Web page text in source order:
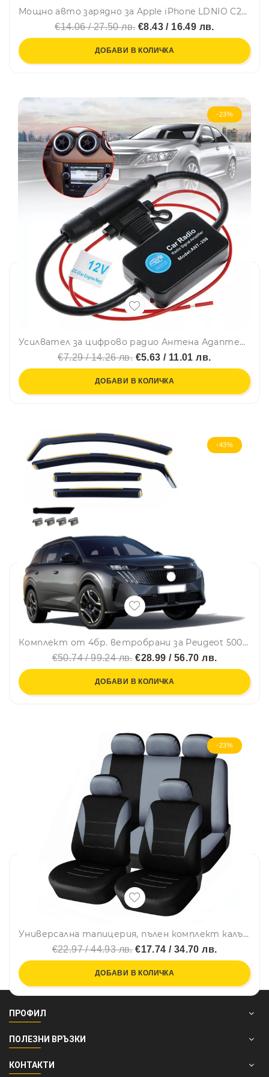
Мощно авто зарядно за Apple iPhone LDNIO C29, 2 USB 3.4A, кабел Apple iPhone
€14.06 / 27.50 лв.€8.43 / 16.49 лв.
ДОБАВИ В КОЛИЧКА
-23%
Усилвател за цифрово радио Антена Адаптер 12V
€7.29 / 14.26 лв.€5.63 / 11.01 лв.
ДОБАВИ В КОЛИЧКА
-43%
Комплект от 4бр. ветробрани за Peugeot 5008 III 2024 г. +
€50.74 / 99.24 лв.€28.99 / 56.70 лв.
ДОБАВИ В КОЛИЧКА
-23%
Универсална тапицерия, пълен комплект калъфи за предни и задни цели седалки,текстил в сиво-черно
€22.97 / 44.93 лв.€17.74 / 34.70 лв.
ДОБАВИ В КОЛИЧКА
ПРОФИЛ
ПОЛЕЗНИ ВРЪЗКИ
КОНТАКТИ